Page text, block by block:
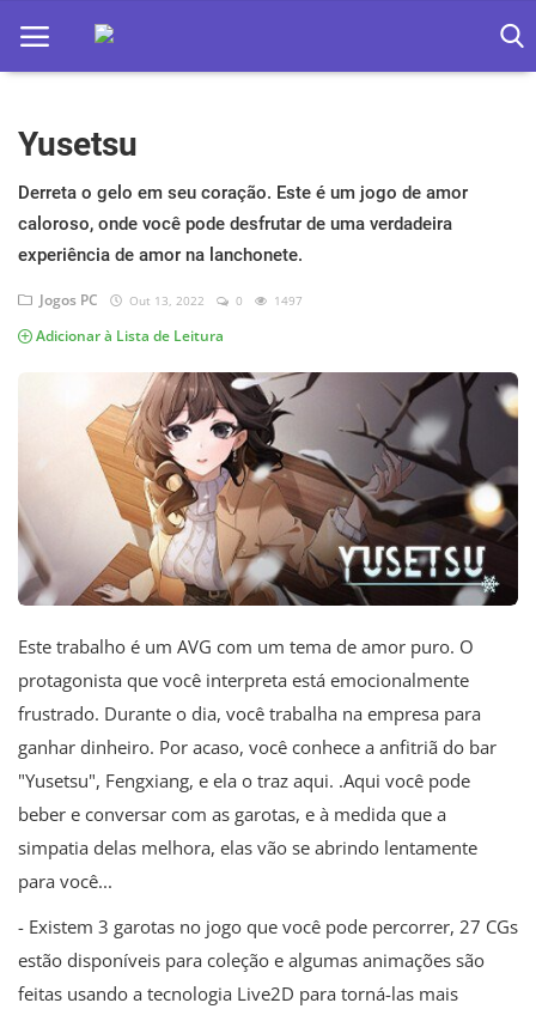
Home
Apps
Ebooks
Games
Web
Jogos hoje na TV
Yusetsu
Derreta o gelo em seu coração. Este é um jogo de amor
caloroso, onde você pode desfrutar de uma verdadeira
experiência de amor na lanchonete.
Jogos PC Out 13, 2022 0 1497
Adicionar à Lista de Leitura
Este trabalho é um AVG com um tema de amor puro. O
protagonista que você interpreta está emocionalmente
frustrado. Durante o dia, você trabalha na empresa para
ganhar dinheiro. Por acaso, você conhece a anfitriã do bar
"Yusetsu", Fengxiang, e ela o traz aqui. .Aqui você pode
beber e conversar com as garotas, e à medida que a
simpatia delas melhora, elas vão se abrindo lentamente
para você...
- Existem 3 garotas no jogo que você pode percorrer, 27 CGs
estão disponíveis para coleção e algumas animações são
feitas usando a tecnologia Live2D para torná-las mais